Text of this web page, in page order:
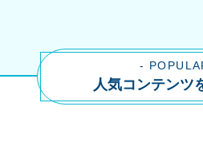
-
人気コンテンツ